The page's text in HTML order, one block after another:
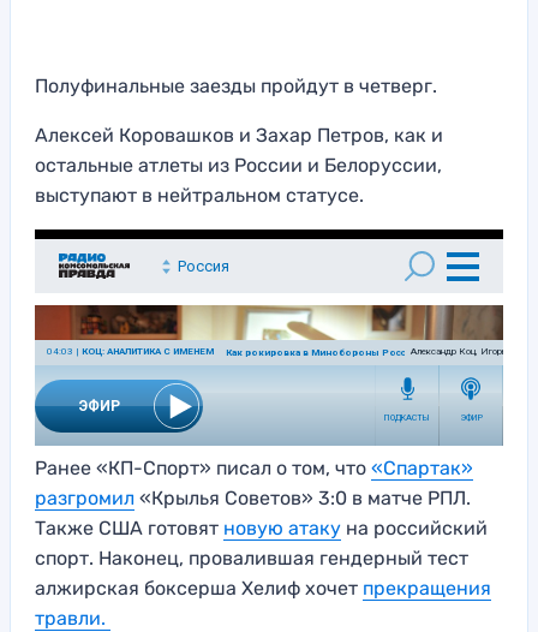
Полуфинальные заезды пройдут в четверг.
Алексей Коровашков и Захар Петров, как и
остальные атлеты из России и Белоруссии,
выступают в нейтральном статусе.
Ранее «КП-Спорт» писал о том, что «Спартак»
разгромил «Крылья Советов» 3:0 в матче РПЛ.
Также США готовят новую атаку на российский
спорт. Наконец, провалившая гендерный тест
алжирская боксерша Хелиф хочет прекращения
травли.